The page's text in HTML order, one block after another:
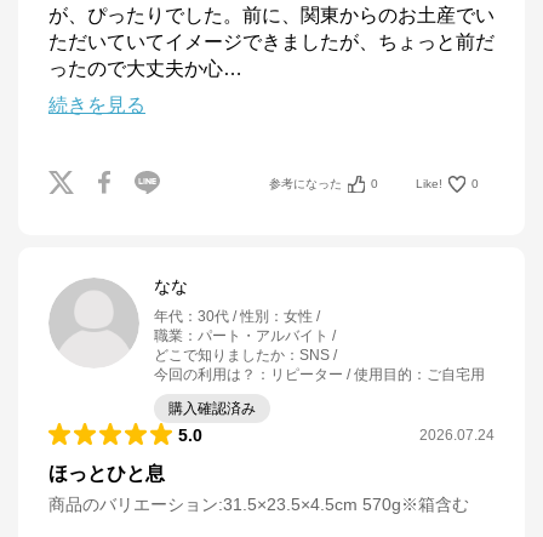
が、ぴったりでした。前に、関東からのお土産でい
ただいていてイメージできましたが、ちょっと前だ
ったので大丈夫か心…
続きを見る
参考になった 0 Like! 0
なな
年代 ： 30代 性別 ： 女性
職業 ： パート・アルバイト
どこで知りましたか ： SNS
今回の利用は？ ： リピーター 使用目的 ： ご自宅用
購入確認済み
5.0 2026.07.24
ほっとひと息
商品のバリエーション:31.5×23.5×4.5cm 570g※箱含む